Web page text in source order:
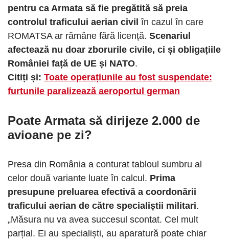
pentru ca Armata să fie pregătită să preia
controlul traficului aerian civil în cazul în care
ROMATSA ar rămâne fără licență. Scenariul
afectează nu doar zborurile civile, ci și obligațiile
României față de UE și NATO.
Citiți și: Toate operațiunile au fost suspendate:
furtunile paralizează aeroportul german
Poate Armata să dirijeze 2.000 de
avioane pe zi?
Presa din România a conturat tabloul sumbru al
celor două variante luate în calcul. Prima
presupune preluarea efectivă a coordonării
traficului aerian de către specialiștii militari.
„Măsura nu va avea succesul scontat. Cel mult
parțial. Ei au specialiști, au aparatură poate chiar